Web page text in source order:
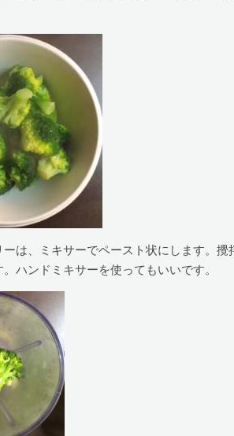
は、ミキサーでペースト状にします。
ハンドミキサーを使ってもいいです。